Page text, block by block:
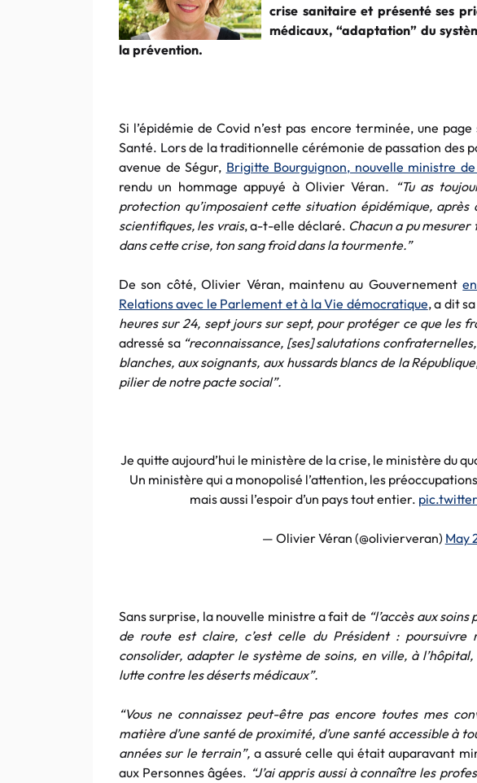
crise sanitaire et présenté ses
médicaux, “adaptation” du
la prévention.
Si l’épidémie de Covid n’est pas encore terminée, une
Santé. Lors de la traditionnelle cérémonie de passation des
avenue de Ségur, Brigitte Bourguignon, nouvelle ministre
rendu un hommage appuyé à Olivier Véran. “Tu as
protection qu’imposaient cette situation épidémique, après
scientifiques, les vrais, a-t-elle déclaré. Chacun a pu
dans cette crise, ton sang froid dans la tourmente.”
De son côté, Olivier Véran, maintenu au Gouvernement
Relations avec le Parlement et à la Vie démocratique, a dit sa
heures sur 24, sept jours sur sept, pour protéger ce que les
adressé sa “reconnaissance, [ses] salutations
blanches, aux soignants, aux hussards blancs de la
pilier de notre pacte social”.
Je quitte aujourd’hui le ministère de la crise, le ministère du
Un ministère qui a monopolisé l’attention, les
mais aussi l’espoir d’un pays tout entier.
— Olivier Véran (@olivierveran) May
Sans surprise, la nouvelle ministre a fait de “l’accès aux soins
de route est claire, c’est celle du Président :
consolider, adapter le système de soins, en ville, à
lutte contre les déserts médicaux”.
“Vous ne connaissez peut-être pas encore toutes mes
matière d’une santé de proximité, d’une santé accessible à
années sur le terrain”, a assuré celle qui était auparavant
aux Personnes âgées. “J’ai appris aussi à connaître les